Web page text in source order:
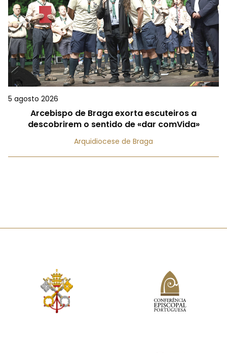
5 agosto 2026
Arcebispo de Braga exorta escuteiros a
descobrirem o sentido de «dar comVida»
Arquidiocese de Braga